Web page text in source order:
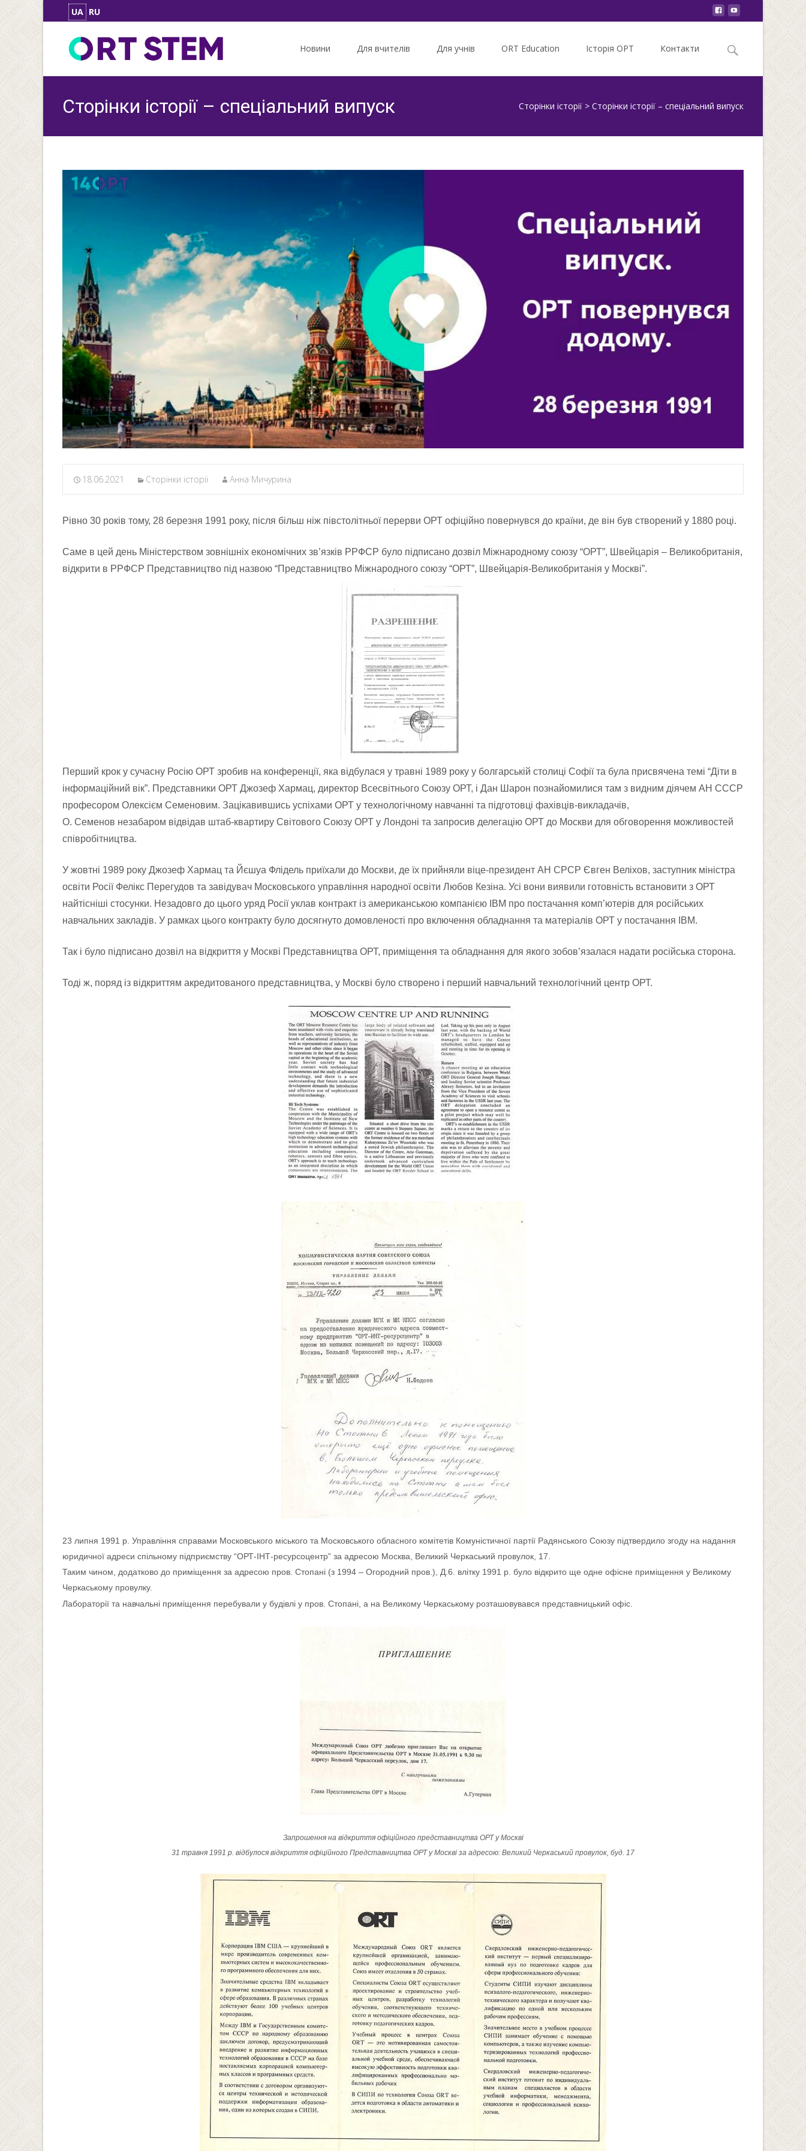
UA RU
Новини Для вчителів Для учнів ORT Education Історія ОРТ Контакти
Search
Сторінки історії – спеціальний випуск Сторінки історії > Сторінки історії – спеціальний випуск
18.06.2021 Сторінки історії Анна Мичурина
Рівно 30 років тому, 28 березня 1991 року, після більш ніж півстолітньої перерви ОРТ офіційно повернувся до країни, де він був створений у 1880 році.
Саме в цей день Міністерством зовнішніх економічних зв’язків РРФСР було підписано дозвіл Міжнародному союзу “ОРТ”, Швейцарія – Великобританія,
відкрити в РРФСР Представництво під назвою “Представництво Міжнародного союзу “ОРТ”, Швейцарія-Великобританія у Москві”.
Перший крок у сучасну Росію ОРТ зробив на конференції, яка відбулася у травні 1989 року у болгарській столиці Софії та була присвячена темі “Діти в
інформаційний вік”. Представники ОРТ Джозеф Хармац, директор Всесвітнього Союзу ОРТ, і Дан Шарон познайомилися там з видним діячем АН СССР
професором Олексієм Семеновим. Зацікавившись успіхами ОРТ у технологічному навчанні та підготовці фахівців-викладачів,
О. Семенов незабаром відвідав штаб-квартиру Світового Союзу ОРТ у Лондоні та запросив делегацію ОРТ до Москви для обговорення можливостей
співробітництва.
У жовтні 1989 року Джозеф Хармац та Йєшуа Флідель приїхали до Москви, де їх прийняли віце-президент АН СРСР Євген Веліхов, заступник міністра
освіти Росії Фелікс Перегудов та завідувач Московського управління народної освіти Любов Кезіна. Усі вони виявили готовність встановити з ОРТ
найтісніші стосунки. Незадовго до цього уряд Росії уклав контракт із американською компанією IBM про постачання комп’ютерів для російських
навчальних закладів. У рамках цього контракту було досягнуто домовленості про включення обладнання та матеріалів ОРТ у постачання IBM.
Так і було підписано дозвіл на відкриття у Москві Представництва ОРТ, приміщення та обладнання для якого зобов’язалася надати російська сторона.
Тоді ж, поряд із відкриттям акредитованого представництва, у Москві було створено і перший навчальний технологічний центр ОРТ.
23 липня 1991 р. Управління справами Московського міського та Московського обласного комітетів Комуністичної партії Радянського Союзу підтвердило згоду на надання
юридичної адреси спільному підприємству “ОРТ-ІНТ-ресурсоцентр” за адресою Москва, Великий Черкаський провулок, 17.
Таким чином, додатково до приміщення за адресою пров. Стопані (з 1994 – Огородний пров.), Д.6. влітку 1991 р. було відкрито ще одне офісне приміщення у Великому
Черкаському провулку.
Лабораторії та навчальні приміщення перебували у будівлі у пров. Стопані, а на Великому Черкаському розташовувався представницький офіс.
Запрошення на відкриття офіційного представництва ОРТ у Москві
31 травня 1991 р. відбулося відкриття офіційного Представництва ОРТ у Москві за адресою: Великий Черкаський провулок, буд. 17